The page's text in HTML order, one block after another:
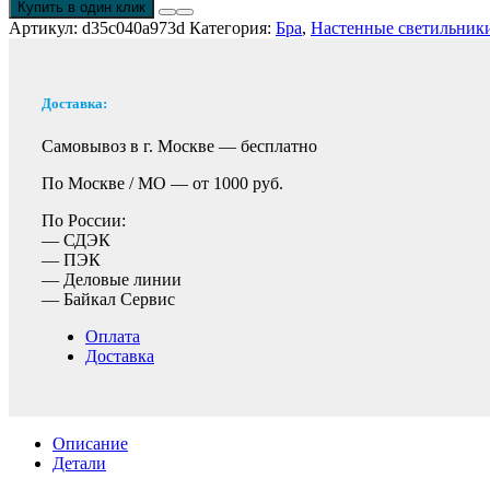
Купить в один клик
Артикул: d35c040a973d Категория: Бра, Настенные
Доставка:
Самовывоз в г. Москве — бесплатно
По Москве / МО — от 1000 руб.
По России:
— СДЭК
— ПЭК
— Деловые линии
— Байкал Сервис
Оплата
Доставка
Описание
Детали